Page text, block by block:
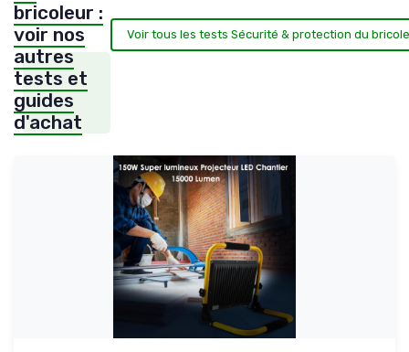
bricoleur :
voir nos
autres
tests et
guides
d'achat
Voir tous les tests Sécurité & protection du